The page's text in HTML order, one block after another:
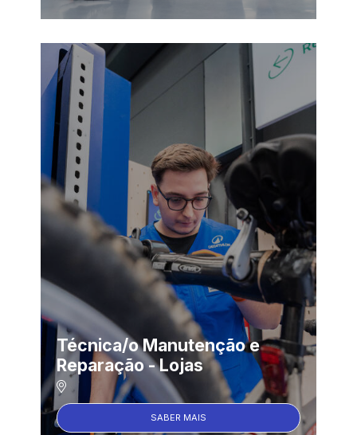
Técnica/o Manutenção e
Reparação - Lojas
SABER MAIS